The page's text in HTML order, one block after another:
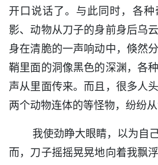
开口说话了。与此同时，各
影、动物从刀子的身前身后乌
身在清脆的一声响动中，倏然
鞘里面的洞像黑色的深渊，各
声从里面传来。而且，很多人
两个动物连体的等怪物，纷纷从
我使劲睁大眼睛，以为自己
而，刀子摇摇晃晃地向着我飘